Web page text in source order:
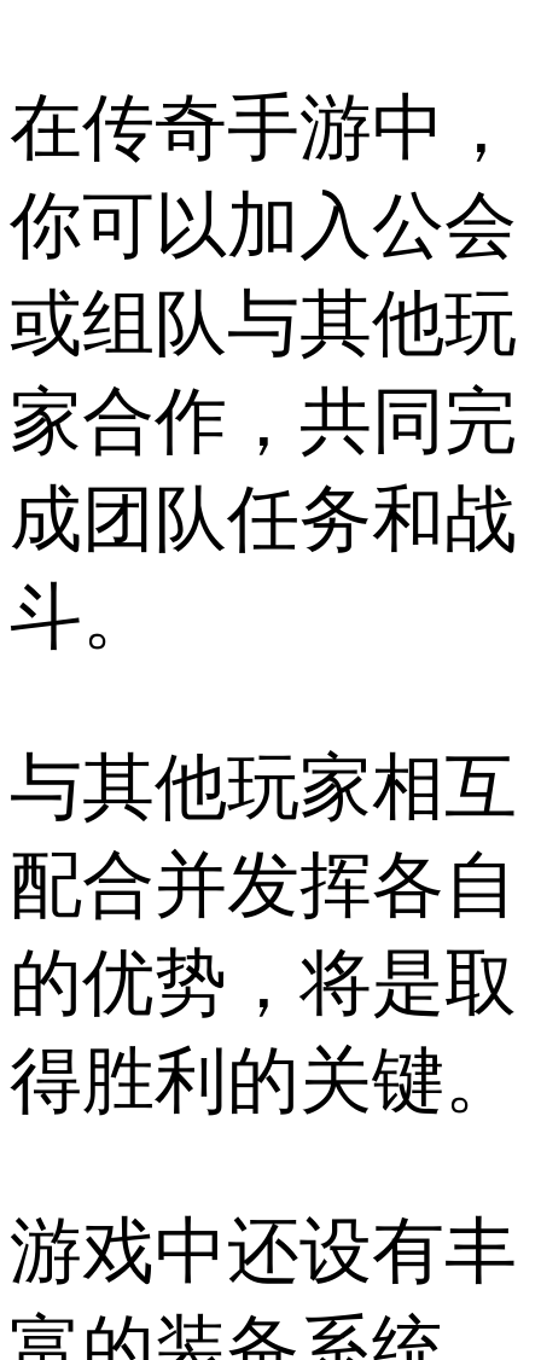
在传奇手游中，
你可以加入公会
或组队与其他玩
家合作，共同完
成团队任务和战
斗。
与其他玩家相互
配合并发挥各自
的优势，将是取
得胜利的关键。
游戏中还设有丰